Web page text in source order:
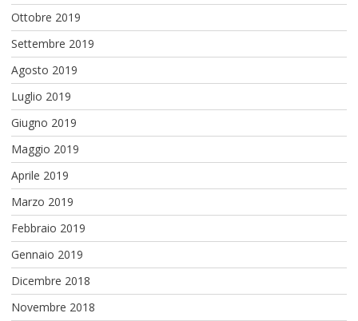
Ottobre 2019
Settembre 2019
Agosto 2019
Luglio 2019
Giugno 2019
Maggio 2019
Aprile 2019
Marzo 2019
Febbraio 2019
Gennaio 2019
Dicembre 2018
Novembre 2018